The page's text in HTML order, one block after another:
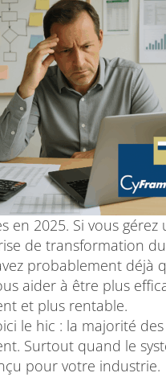
en 2025. Si vous gérez
de transformation
probablement déjà
aider à être plus
et plus rentable.
le hic : la majorité
Surtout quand le
pour votre industrie.